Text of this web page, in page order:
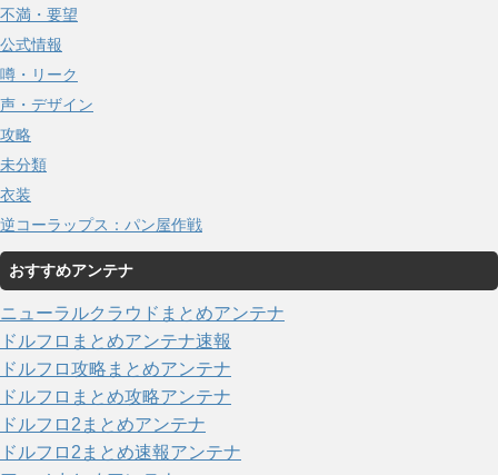
不満・要望
公式情報
噂・リーク
声・デザイン
攻略
未分類
衣装
逆コーラップス：パン屋作戦
おすすめアンテナ
ニューラルクラウドまとめアンテナ
ドルフロまとめアンテナ速報
ドルフロ攻略まとめアンテナ
ドルフロまとめ攻略アンテナ
ドルフロ2まとめアンテナ
ドルフロ2まとめ速報アンテナ